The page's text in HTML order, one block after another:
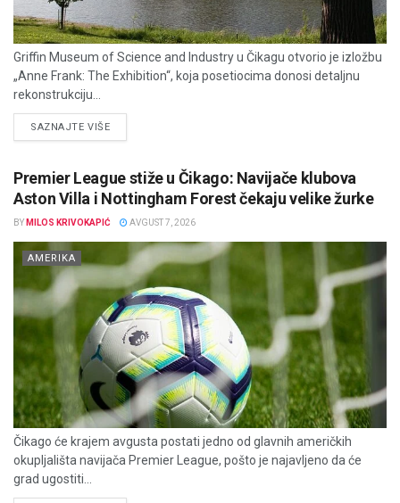
Griffin Museum of Science and Industry u Čikagu otvorio je izložbu
„Anne Frank: The Exhibition“, koja posetiocima donosi detaljnu
rekonstrukciju...
SAZNAJTE VIŠEDETAILS
Premier League stiže u Čikago: Navijače klubova
Aston Villa i Nottingham Forest čekaju velike žurke
BY MILOS KRIVOKAPIĆ AVGUST 7, 2026
AMERIKA
Čikago će krajem avgusta postati jedno od glavnih američkih
okupljališta navijača Premier League, pošto je najavljeno da će
grad ugostiti...